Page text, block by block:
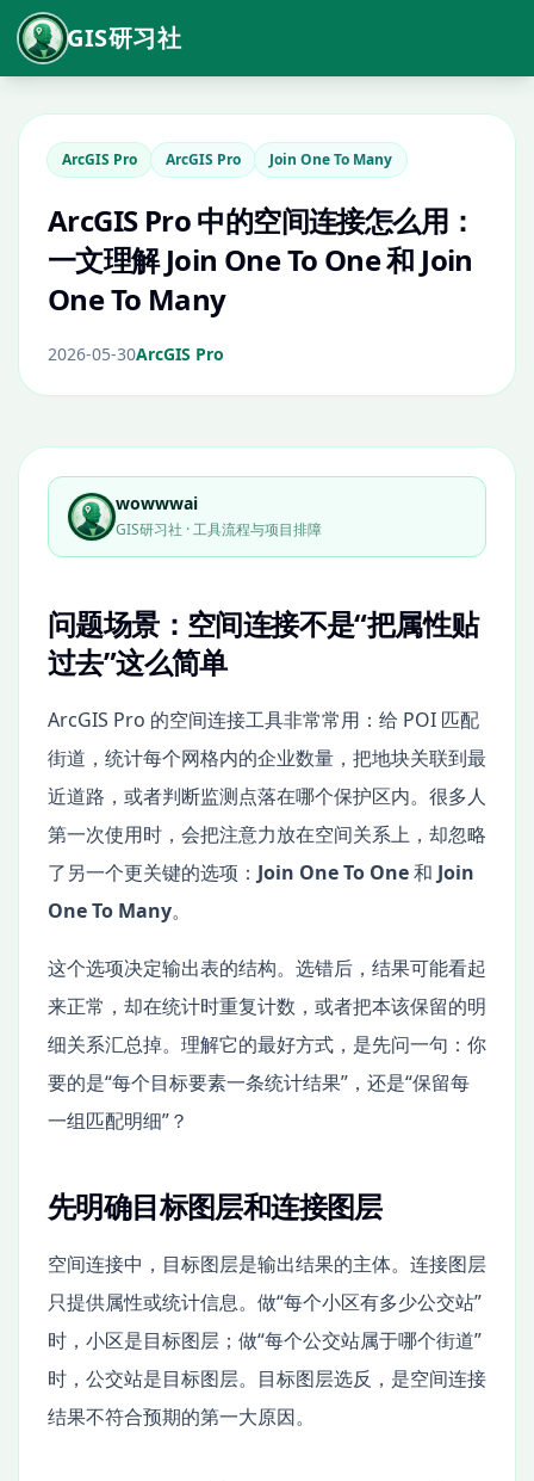
GIS研习社
ArcGIS Pro ArcGIS Pro Join One To Many
ArcGIS Pro 中的空间连接怎么用：
一文理解 Join One To One 和 Join
One To Many
2026-05-30ArcGIS Pro
wowwwai
GIS研习社 · 工具流程与项目排障
问题场景：空间连接不是“把属性贴
过去”这么简单
ArcGIS Pro 的空间连接工具非常常用：给 POI 匹配
街道，统计每个网格内的企业数量，把地块关联到最
近道路，或者判断监测点落在哪个保护区内。很多人
第一次使用时，会把注意力放在空间关系上，却忽略
了另一个更关键的选项： Join One To One和 Join
One To Many。
这个选项决定输出表的结构。选错后，结果可能看起
来正常，却在统计时重复计数，或者把本该保留的明
细关系汇总掉。理解它的最好方式，是先问一句：你
要的是“每个目标要素一条统计结果”，还是“保留每
一组匹配明细”？
先明确目标图层和连接图层
空间连接中，目标图层是输出结果的主体。连接图层
只提供属性或统计信息。做“每个小区有多少公交站”
时，小区是目标图层；做“每个公交站属于哪个街道”
时，公交站是目标图层。目标图层选反，是空间连接
结果不符合预期的第一大原因。